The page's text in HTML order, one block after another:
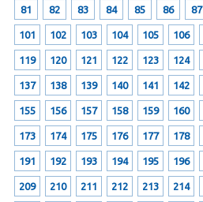
81 82 83 84 85 86 87
101 102 103 104 105 106
119 120 121 122 123 124
137 138 139 140 141 142
155 156 157 158 159 160
173 174 175 176 177 178
191 192 193 194 195 196
209 210 211 212 213 214